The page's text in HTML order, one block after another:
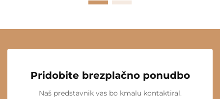
Pridobite brezplačno ponudbo
Naš predstavnik vas bo kmalu kontaktiral.